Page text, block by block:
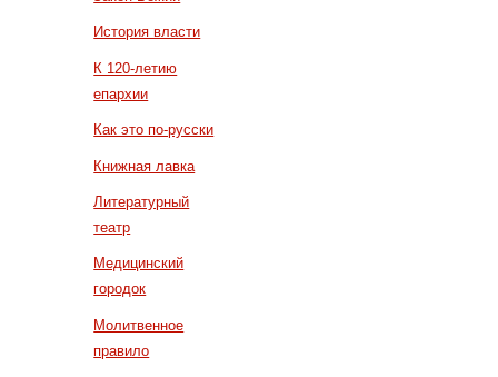
История власти
К 120-летию
епархии
Как это по-русски
Книжная лавка
Литературный
театр
Медицинский
городок
Молитвенное
правило